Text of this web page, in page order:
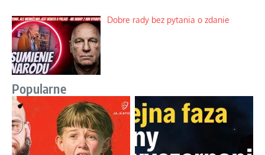
Dobre rady bez pytania o zdanie
Popularne